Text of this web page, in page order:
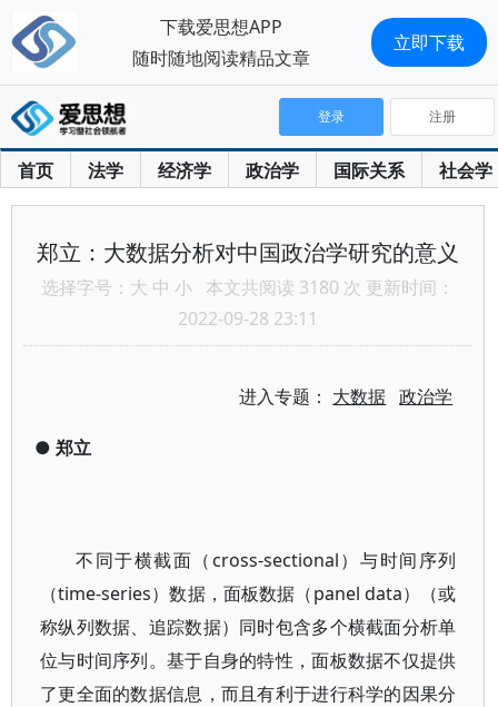
首页 法学 经济学 政治学 国际关系 社会学
登录 注册
郑立：大数据分析对中国政治学研究的意义
选择字号： 大 中 小 本文共阅读 3180 次 更新时间：
2022-09-28 23:11
进入专题： 大数据 政治学
● 郑立
不同于横截面（cross-sectional）与时间序列
（time-series）数据，面板数据（panel data）（或
称纵列数据、追踪数据）同时包含多个横截面分析单
位与时间序列。基于自身的特性，面板数据不仅提供
了更全面的数据信息，而且有利于进行科学的因果分
下载爱思想APP
随时随地阅读精品文章
立即下载